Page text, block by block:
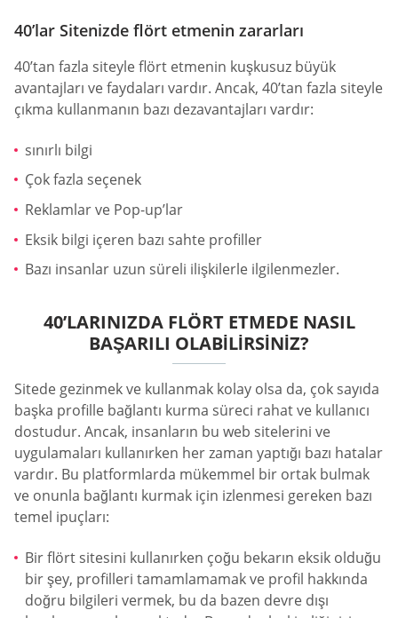
40’lar Sitenizde flört etmenin zararları
40’tan fazla siteyle flört etmenin kuşkusuz büyük
avantajları ve faydaları vardır. Ancak, 40’tan fazla siteyle
çıkma kullanmanın bazı dezavantajları vardır:
sınırlı bilgi
Çok fazla seçenek
Reklamlar ve Pop-up’lar
Eksik bilgi içeren bazı sahte profiller
Bazı insanlar uzun süreli ilişkilerle ilgilenmezler.
40’LARINIZDA FLÖRT ETMEDE NASIL
BAŞARILI OLABILIRSINIZ?
Sitede gezinmek ve kullanmak kolay olsa da, çok sayıda
başka profille bağlantı kurma süreci rahat ve kullanıcı
dostudur. Ancak, insanların bu web sitelerini ve
uygulamaları kullanırken her zaman yaptığı bazı hatalar
vardır. Bu platformlarda mükemmel bir ortak bulmak
ve onunla bağlantı kurmak için izlenmesi gereken bazı
temel ipuçları:
Bir flört sitesini kullanırken çoğu bekarın eksik olduğu
bir şey, profilleri tamamlamamak ve profil hakkında
doğru bilgileri vermek, bu da bazen devre dışı